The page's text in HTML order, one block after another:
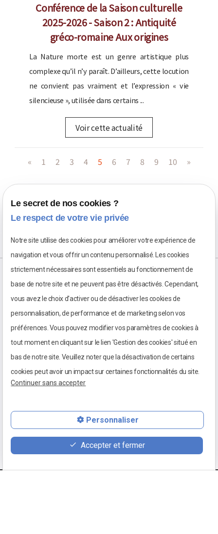
Conférence de la Saison culturelle
2025-2026 - Saison 2 : Antiquité
gréco-romaine Aux origines
La Nature morte est un genre artistique plus
complexe qu’il n’y paraît. D’ailleurs, cette locution
ne convient pas vraiment et l’expression « vie
silencieuse », utilisée dans certains ...
Voir cette actualité
« 1 2 3 4 5 6 7 8 9 10 »
03 85 98 01 24
100 place du 5 septembre 1944
71640 MELLECEY
Le secret de nos cookies ?
Le respect de votre vie privée
Notre site utilise des cookies pour améliorer votre expérience de
navigation et vous offrir un contenu personnalisé. Les cookies
strictement nécessaires sont essentiels au fonctionnement de
base de notre site et ne peuvent pas être désactivés. Cependant,
vous avez le choix d'activer ou de désactiver les cookies de
personnalisation, de performance et de marketing selon vos
préférences. Vous pouvez modifier vos paramètres de cookies à
tout moment en cliquant sur le lien 'Gestion des cookies' situé en
bas de notre site. Veuillez noter que la désactivation de certains
cookies peut avoir un impact sur certaines fonctionnalités du site.
Continuer sans accepter
Personnaliser
Accepter et fermer